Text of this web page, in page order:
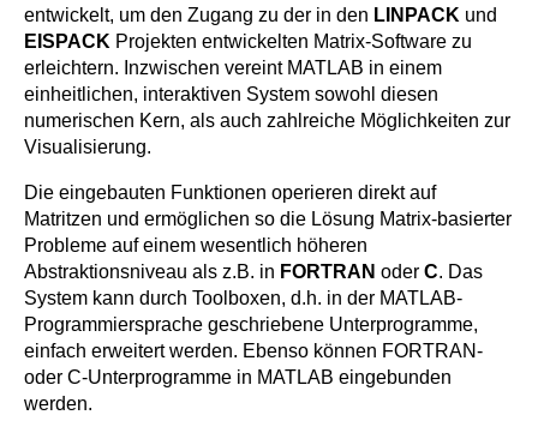
entwickelt, um den Zugang zu der in den LINPACK und
EISPACK Projekten entwickelten Matrix-Software zu
erleichtern. Inzwischen vereint MATLAB in einem
einheitlichen, interaktiven System sowohl diesen
numerischen Kern, als auch zahlreiche Möglichkeiten zur
Visualisierung.
Die eingebauten Funktionen operieren direkt auf
Matritzen und ermöglichen so die Lösung Matrix-basierter
Probleme auf einem wesentlich höheren
Abstraktionsniveau als z.B. in FORTRAN oder C. Das
System kann durch Toolboxen, d.h. in der MATLAB-
Programmiersprache geschriebene Unterprogramme,
einfach erweitert werden. Ebenso können FORTRAN-
oder C-Unterprogramme in MATLAB eingebunden
werden.